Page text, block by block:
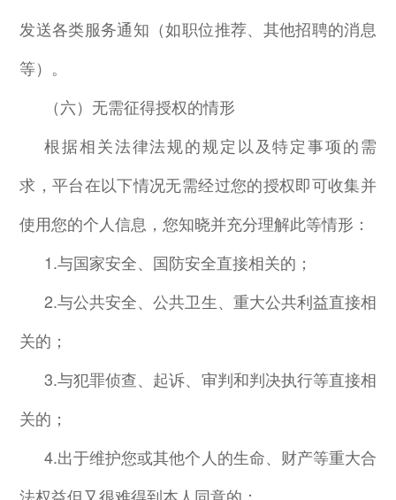
发送各类服务通知（如职位推荐、其他招聘的消息
等）。
（六）无需征得授权的情形
根据相关法律法规的规定以及特定事项的需
求，平台在以下情况无需经过您的授权即可收集并
使用您的个人信息，您知晓并充分理解此等情形：
1.与国家安全、国防安全直接相关的；
2.与公共安全、公共卫生、重大公共利益直接相
关的；
3.与犯罪侦查、起诉、审判和判决执行等直接相
关的；
4.出于维护您或其他个人的生命、财产等重大合